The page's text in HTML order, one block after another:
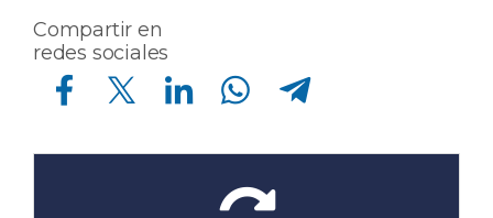
Compartir en
redes sociales
Compartir en Facebook Compartir en Twitter Compartir en Linkedin Compartir en Whatsapp Compartir en Telegram